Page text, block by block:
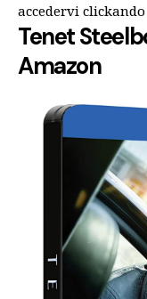
accedervi
Tenet
Amazon